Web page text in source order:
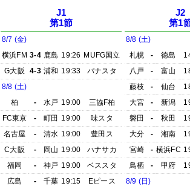
J1
第1節
8/7 (金)
横浜FM 3-4 鹿島 19:26 MUFG国立
G大阪
4-3 浦和 19:33
パナスタ
8/8 (土)
柏
- 水戸 19:00
三協F柏
FC東京
- 町田 19:00
味スタ
名古屋
- 清水 19:00
豊田ス
C大阪
- 岡山 19:00
ハナサカ
福岡
- 神戸 19:00
ベススタ
広島
- 千葉 19:15
Eピース
J2
第1
8/8 (土)
札幌
- 徳島
八戸
- 富山
藤枝
- 仙台
大宮
- 新潟
磐田
- 秋田
大分
- 湘南
宮崎
- 横浜FC
鳥栖
- 甲府
8/9 (日)